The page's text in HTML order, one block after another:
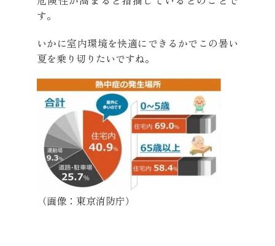
す。
いかに室内環境を快適にできるかでこの暑い
夏を乗り切りたいですね。
（画像：東京消防庁）